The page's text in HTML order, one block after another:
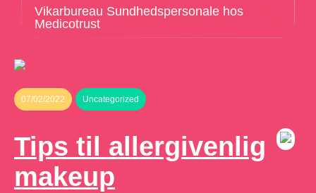
Vikarbureau Sundhedspersonale hos
Medicotrust
07/02/2022 Uncategorized
Tips til allergivenlig
makeup